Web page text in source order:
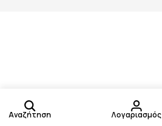
Αναζήτηση Λογαριασμός